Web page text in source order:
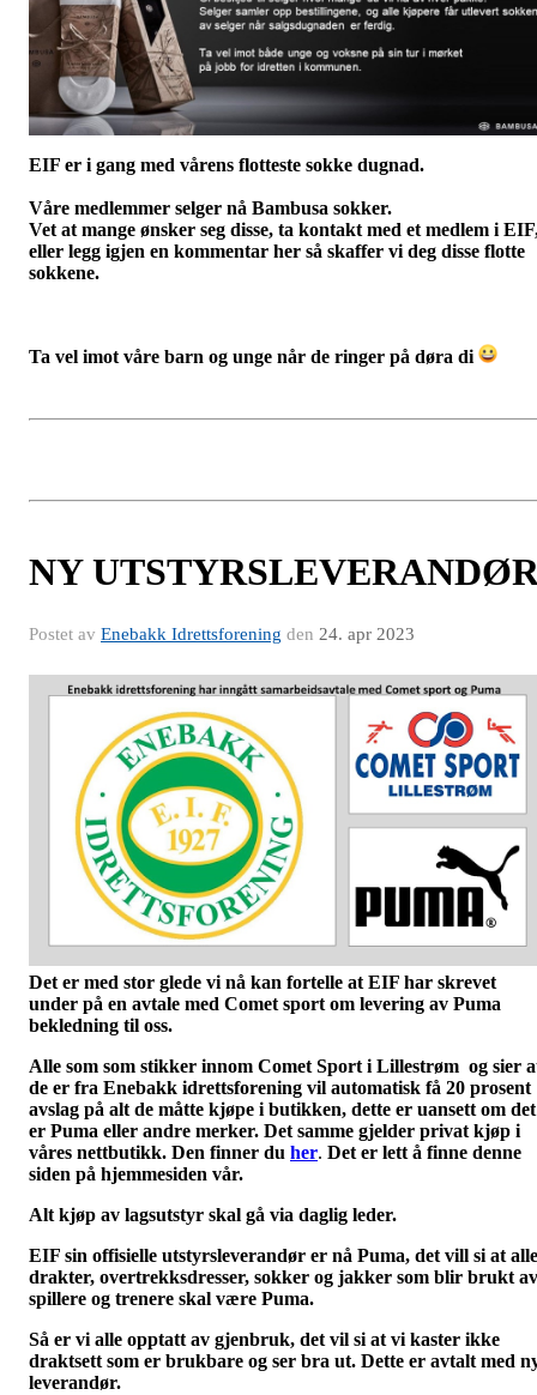
EIF er i gang med vårens flotteste sokke dugnad.
Våre medlemmer selger nå Bambusa sokker.
Vet at mange ønsker seg disse, ta kontakt med et medlem i
eller legg igjen en kommentar her så skaffer vi deg disse flotte
sokkene.
Ta vel imot våre barn og unge når de ringer på døra di
NY
Postet av Enebakk Idrettsforening den 24. apr 2023
Det er med stor glede vi nå kan fortelle at EIF har skrevet
under på en avtale med Comet sport om levering av Puma
bekledning til oss.
Alle som som stikker innom Comet Sport i Lillestrøm og sier
de er fra Enebakk idrettsforening vil automatisk få 20 prosent
avslag på alt de måtte kjøpe i butikken, dette er uansett om det
er Puma eller andre merker. Det samme gjelder privat kjøp i
våres nettbutikk. Den finner du her. Det er lett å finne denne
siden på hjemmesiden vår.
Alt kjøp av lagsutstyr skal gå via daglig leder.
EIF sin offisielle utstyrsleverandør er nå Puma, det vill si at alle
drakter, overtrekksdresser, sokker og jakker som blir brukt av
spillere og trenere skal være Puma.
Så er vi alle opptatt av gjenbruk, det vil si at vi kaster ikke
draktsett som er brukbare og ser bra ut. Dette er avtalt med
leverandør.